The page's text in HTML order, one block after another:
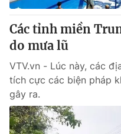
Cơ quan báo chí:
Thời báo
Giấy phép hoạt động báo
cấp ngày 29/12/2023
Tổng Biên tập:Vũ Thanh
Phó Tổng Biên tập: Nguyễn
Nguyễn Trọng Ninh
Tổng đài VTV:
Ðiện thoại Thời báo VTV:
Email:toasoan@vtv.vn
Các tỉnh miền
do mưa lũ
VTV.vn - Lúc này, các
tích cực các biện pháp
gây ra.